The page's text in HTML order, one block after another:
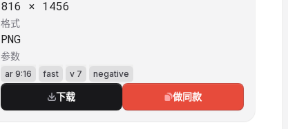
816 × 1456
格式
PNG
参数
ar 9:16 fast v 7 negative
下载 做同款